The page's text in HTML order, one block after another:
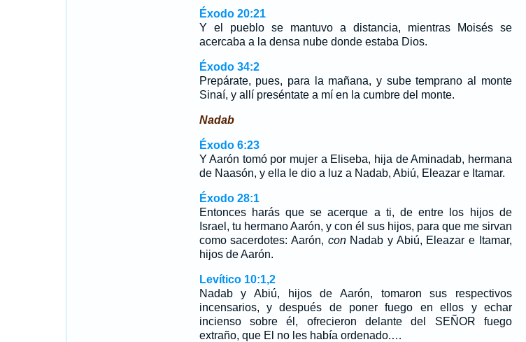
Éxodo 20:21
Y el pueblo se mantuvo a distancia, mientras Moisés se
acercaba a la densa nube donde estaba Dios.
Éxodo 34:2
Prepárate, pues, para la mañana, y sube temprano al monte
Sinaí, y allí preséntate a mí en la cumbre del monte.
Nadab
Éxodo 6:23
Y Aarón tomó por mujer a Eliseba, hija de Aminadab, hermana
de Naasón, y ella le dio a luz a Nadab, Abiú, Eleazar e Itamar.
Éxodo 28:1
Entonces harás que se acerque a ti, de entre los hijos de
Israel, tu hermano Aarón, y con él sus hijos, para que me sirvan
como sacerdotes: Aarón, conNadab y Abiú, Eleazar e Itamar,
hijos de Aarón.
Levítico 10:1,2
Nadab y Abiú, hijos de Aarón, tomaron sus respectivos
incensarios, y después de poner fuego en ellos y echar
incienso sobre él, ofrecieron delante del SEÑOR fuego
extraño, que El no les había ordenado.…